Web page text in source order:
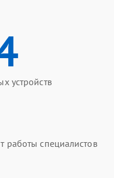
устройств
работы специалистов